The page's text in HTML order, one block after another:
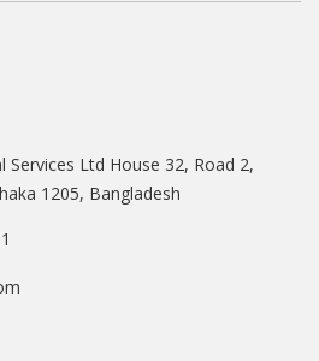
Services Ltd House 32, Road 2,
1205, Bangladesh